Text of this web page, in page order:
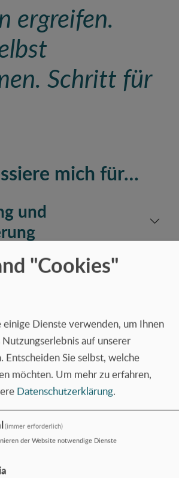
ergreifen.
Schritt für
mich für…
und
Unterstützung
und
für Privat oder
"Cookies"
Dienste verwenden, um Ihnen
auf unserer
Entscheiden Sie selbst, welche
möchten. Um mehr zu erfahren,
Datenschutzerklärung.
(immer erforderlich)
der Website notwendige Dienste